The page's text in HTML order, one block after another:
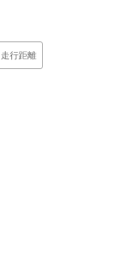
走行距離